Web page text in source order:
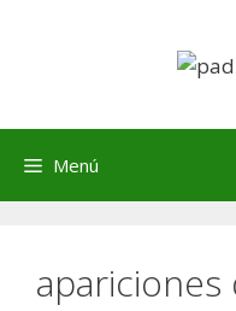
Menú
apariciones